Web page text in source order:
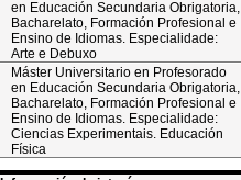
en Educación Secundaria Obrigatoria,
Bacharelato, Formación Profesional e
Ensino de Idiomas. Especialidade:
Arte e Debuxo
Máster Universitario en Profesorado
en Educación Secundaria Obrigatoria,
Bacharelato, Formación Profesional e
Ensino de Idiomas. Especialidade:
Ciencias Experimentais. Educación
Física